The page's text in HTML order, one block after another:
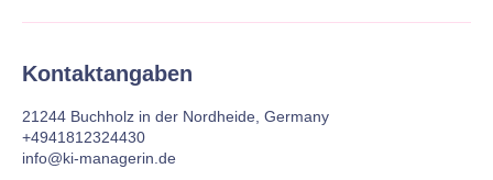
Kontaktangaben
21244 Buchholz in der Nordheide, Germany
+4941812324430
info@ki-managerin.de